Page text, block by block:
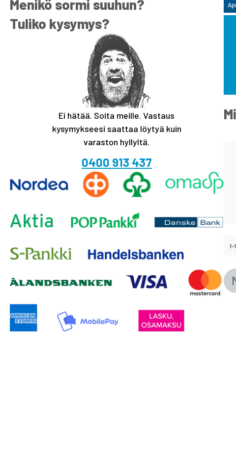
Menikö sormi suuhun?
Tuliko kysymys?
Ei hätää. Soita meille. Vastaus
kysymykseesi saattaa löytyä kuin
varaston hyllyltä.
0400 913 437
1-